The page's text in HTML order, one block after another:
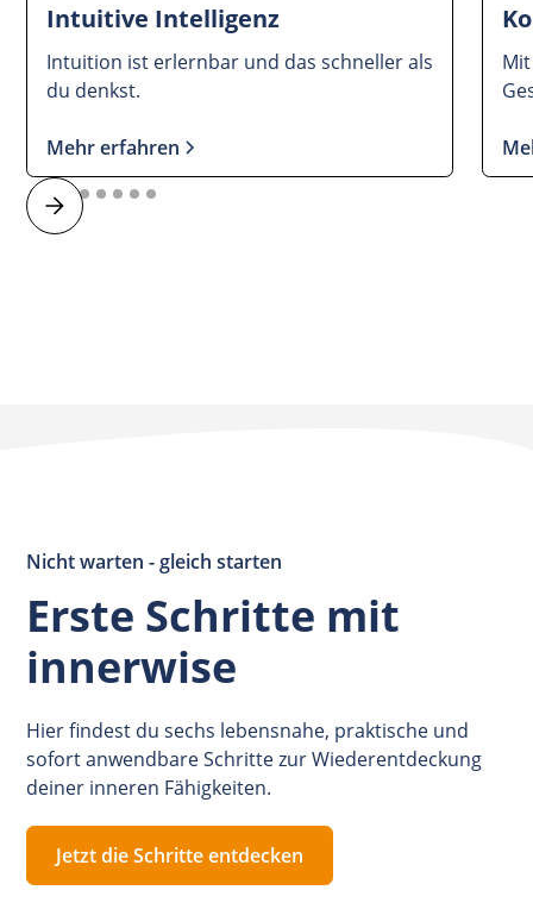
Intuitive Intelligenz
Intuition ist erlernbar und das schneller als
du denkst.
Mehr erfahren
Nicht warten - gleich starten
Erste Schritte mit
innerwise
Hier findest du sechs lebensnahe, praktische und
sofort anwendbare Schritte zur Wiederentdeckung
deiner inneren Fähigkeiten.
Jetzt die Schritte entdecken